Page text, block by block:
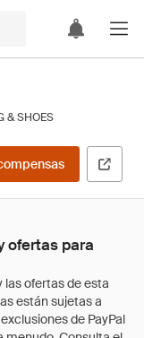
& SHOES
ofertas para